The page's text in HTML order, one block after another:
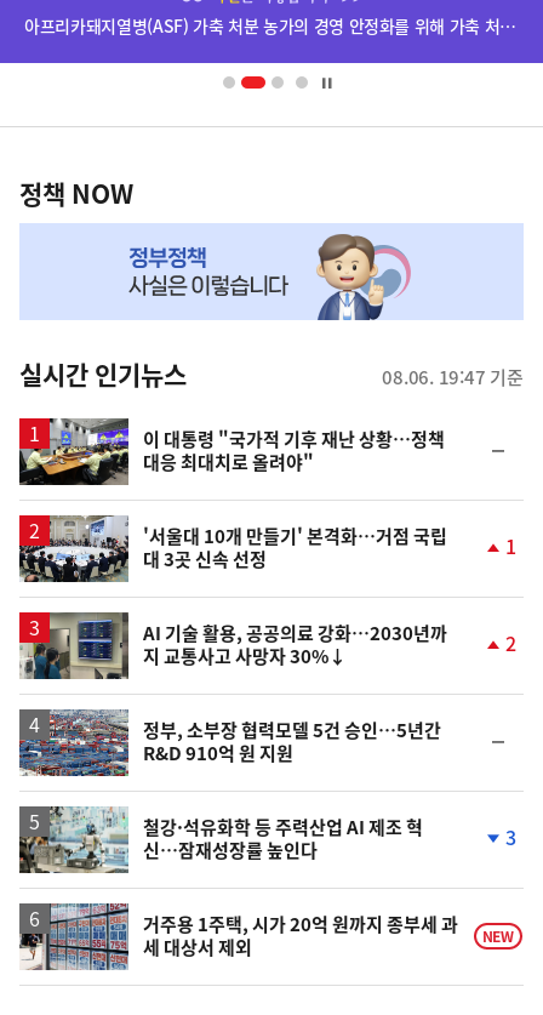
단
영
아프리카돼지열병(ASF) 가축 처분 농가의 경영 안정화를 위해 가축 처분 보상금을 신속하게 지급하겠습니다.
책
NOW,
뉴
스
정책 NOW
실시간 인기뉴스 08.06. 19:47 기준
이 대통령 "국가적 기후 재난 상황…정책
대응 최대치로 올려야"
일
'서울대 10개 만들기' 본격화…거점 국립
대 3곳 신속 선정
상
1
AI 기술 활용, 공공의료 강화…2030년까
지 교통사고 사망자 30%↓
상
2
정부, 소부장 협력모델 5건 승인…5년간
R&D 910억 원 지원
일
철강·석유화학 등 주력산업 AI 제조 혁
신…잠재성장률 높인다
하
락
3
거주용 1주택, 시가 20억 원까지 종부세 과
세 대상서 제외
NEW